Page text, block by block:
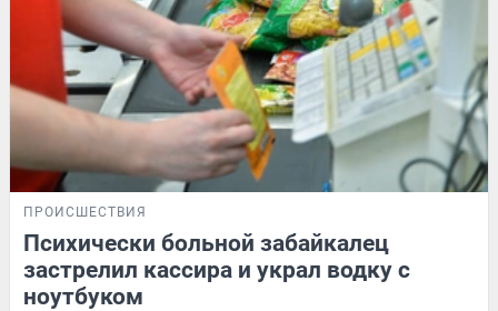
ПРОИСШЕСТВИЯ
Психически больной забайкалец
застрелил кассира и украл водку с
ноутбуком